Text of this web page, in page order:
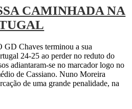
CAMINHADA NA
GD Chaves terminou a sua
24-25 ao perder no reduto do
adiantaram-se no marcador logo no
de Cassiano. Nuno Moreira
de uma grande penalidade, na